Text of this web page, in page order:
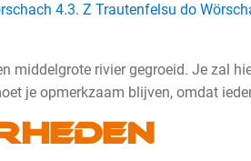
4.3. Z Trautenfelsu do
middelgrote rivier gegroeid. Je zal
je opmerkzaam blijven, omdat